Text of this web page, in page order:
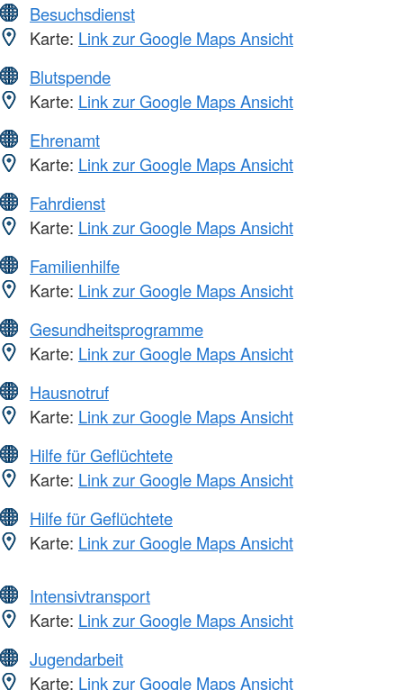
Besuchsdienst
Karte: Link zur Google Maps Ansicht
Blutspende
Karte: Link zur Google Maps Ansicht
Ehrenamt
Karte: Link zur Google Maps Ansicht
Fahrdienst
Karte: Link zur Google Maps Ansicht
Familienhilfe
Karte: Link zur Google Maps Ansicht
Gesundheitsprogramme
Karte: Link zur Google Maps Ansicht
Hausnotruf
Karte: Link zur Google Maps Ansicht
Hilfe für Geflüchtete
Karte: Link zur Google Maps Ansicht
Hilfe für Geflüchtete
Karte: Link zur Google Maps Ansicht
Intensivtransport
Karte: Link zur Google Maps Ansicht
Jugendarbeit
Karte: Link zur Google Maps Ansicht